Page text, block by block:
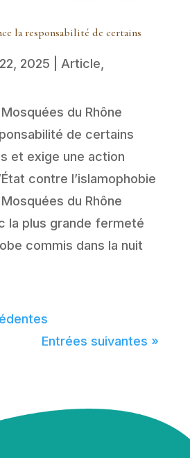
la responsabilité de certains
2025 Article
du Rhône
de certains
et exige une action
contre l’islamophobie
du Rhône
la plus grande fermeté
commis dans la nuit
Entrées suivantes »